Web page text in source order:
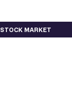
STOCK MARKET